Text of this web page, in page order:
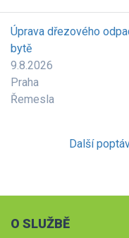
Úprava dřezového
bytě
9.8.2026
Praha
Řemesla
Další
O SLUŽBĚ